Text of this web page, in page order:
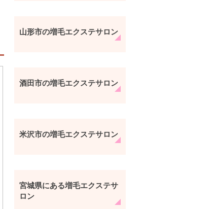
山形市の増毛エクステサロン
酒田市の増毛エクステサロン
米沢市の増毛エクステサロン
宮城県にある増毛エクステサ
ロン